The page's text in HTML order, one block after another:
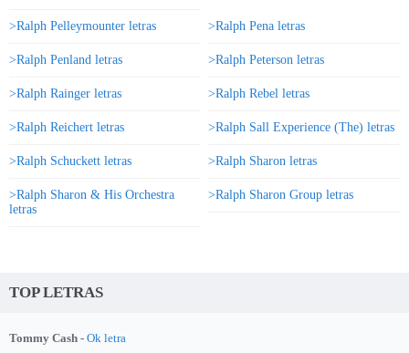
>Ralph Pelleymounter letras >Ralph Pena letras
>Ralph Penland letras >Ralph Peterson letras
>Ralph Rainger letras >Ralph Rebel letras
>Ralph Reichert letras >Ralph Sall Experience (The) letras
>Ralph Schuckett letras >Ralph Sharon letras
>Ralph Sharon & His Orchestra
letras
>Ralph Sharon Group letras
TOP LETRAS
Tommy Cash - Ok letra